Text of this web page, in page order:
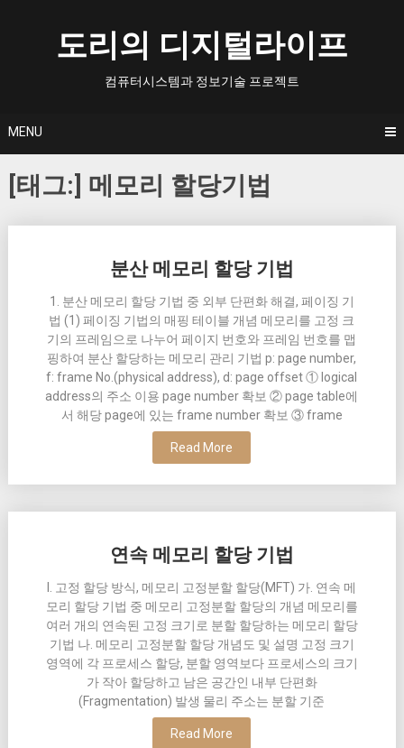
도리의 디지털라이프
컴퓨터시스템과 정보기술 프로젝트
MENU
[태그:] 메모리 할당기법
분산 메모리 할당 기법
1. 분산 메모리 할당 기법 중 외부 단편화 해결, 페이징 기
법 (1) 페이징 기법의 매핑 테이블 개념 메모리를 고정 크
기의 프레임으로 나누어 페이지 번호와 프레임 번호를 맵
핑하여 분산 할당하는 메모리 관리 기법 p: page number,
f: frame No.(physical address), d: page offset ① logical
address의 주소 이용 page number 확보 ② page table에
서 해당 page에 있는 frame number 확보 ③ frame
Read More
연속 메모리 할당 기법
I. 고정 할당 방식, 메모리 고정분할 할당(MFT) 가. 연속 메
모리 할당 기법 중 메모리 고정분할 할당의 개념 메모리를
여러 개의 연속된 고정 크기로 분할 할당하는 메모리 할당
기법 나. 메모리 고정분할 할당 개념도 및 설명 고정 크기
영역에 각 프로세스 할당, 분할 영역보다 프로세스의 크기
가 작아 할당하고 남은 공간인 내부 단편화
(Fragmentation) 발생 물리 주소는 분할 기준
Read More
navigation